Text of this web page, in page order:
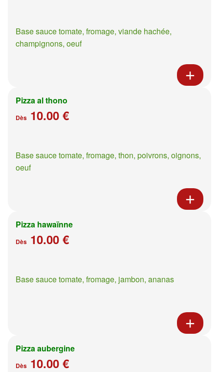
Base sauce tomate, fromage, viande hachée,
champignons, oeuf
Pizza al thono
Dès 10.00 €
Base sauce tomate, fromage, thon, poivrons, oignons,
oeuf
Pizza hawaïnne
Dès 10.00 €
Base sauce tomate, fromage, jambon, ananas
Pizza aubergine
Dès 10.00 €